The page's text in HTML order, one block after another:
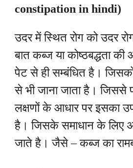
constipation in hindi)
उदर में स्थित रोग को उदर
बात कब्ज या कोष्ठबद्धता
पेट से ही सम्बंधित है।
से भी जाना जाता है। जिससे
लक्षणों के आधार पर इसका
है। जिसके समाधान के लिए
जाते है। जैसे – कब्ज का